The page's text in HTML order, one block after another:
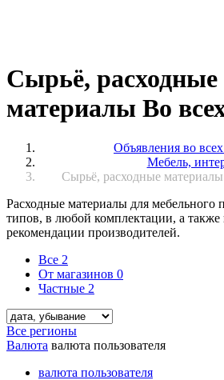
Сырьё, расходные
материалы Во
Объявления во
Мебель,
Сырьё, расходные
Расходные материалы для мебельного
типов, в любой комплектации, а также
рекомендации производителей.
Все 2
От магазинов 0
Частные 2
Все регионы
Валюта валюта пользователя
валюта пользователя